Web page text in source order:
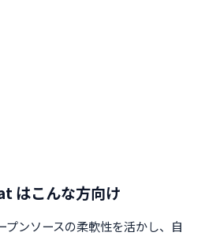
はこんな方向け
ンソースの柔軟性を活かし、自